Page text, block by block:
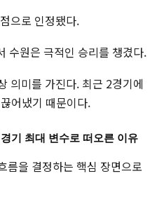
으로 인정됐다.
수원은 극적인 승리를 챙겼다.
의미를 가진다. 최근 2경기에
어냈기 때문이다.
기 최대 변수로 떠오른 이유
름을 결정하는 핵심 장면으로